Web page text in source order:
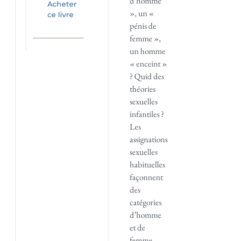
Acheter
ce livre
», un «
pénis de
femme »,
un homme
« enceint »
? Quid des
théories
sexuelles
infantiles ?
Les
assignations
sexuelles
habituelles
façonnent
des
catégories
d’homme
et de